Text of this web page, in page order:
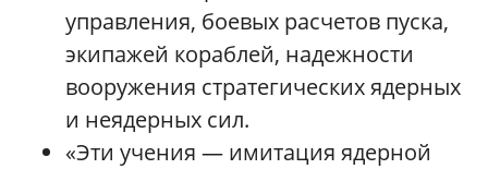
управления, боевых расчетов пуска,
экипажей кораблей, надежности
вооружения стратегических ядерных
и неядерных сил.
«Эти учения — имитация ядерной